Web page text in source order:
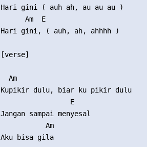
Hari gini ( auh ah, au au au )
      Am  E
Hari gini, ( auh, ah, ahhhh )
[verse]
  Am
Kupikir dulu, biar ku pikir dulu
                 E
Jangan sampai menyesal
           Am
Aku bisa gila